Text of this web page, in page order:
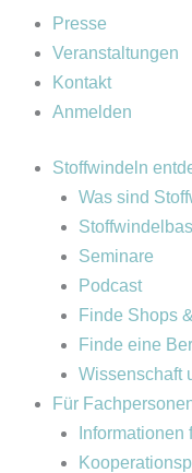
Presse
Veranstaltungen
Kontakt
Anmelden
Stoffwindeln
Was sind
Seminare
Podcast
Finde Shops
Finde eine
Wissenschaft
Für